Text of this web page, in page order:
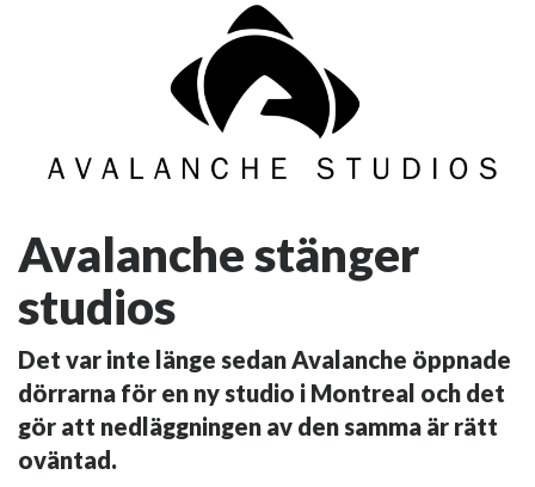
Avalanche stänger
studios
Det var inte länge sedan Avalanche öppnade
dörrarna för en ny studio i Montreal och det
gör att nedläggningen av den samma är rätt
oväntad.